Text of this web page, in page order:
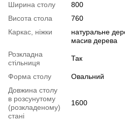
Ширина столу
800
Висота стола
760
Каркас, ніжки
натуральне
масив дерева
Розкладна
стільниця
Так
Форма столу
Овальний
Довжина столу
в розсунутому
(розкладеному)
стані
1600